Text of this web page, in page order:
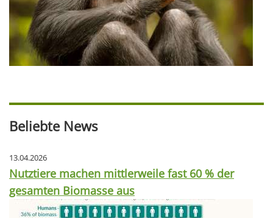
Beliebte News
13.04.2026
Nutztiere machen mittlerweile fast 60 % der
gesamten Biomasse aus